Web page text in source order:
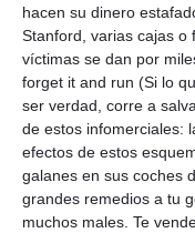
hacen su dinero
Stanford, varias cajas o
víctimas se dan por
forget it and run (Si lo
ser verdad, corre a
de estos infomerciales:
efectos de estos
galanes en sus coches
grandes remedios a tu
muchos males. Te